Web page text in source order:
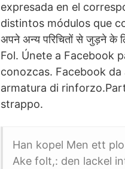
expresada en el
distintos módulos que
अपने अन्य परिचितों से जुड़ने
Fol. Únete a Facebook
conozcas. Facebook da
armatura di
strappo.
Han kopel Men ett
Ake folt,: den lackel